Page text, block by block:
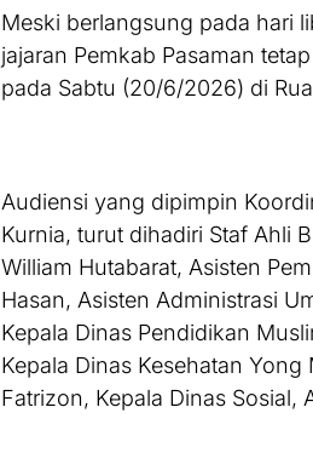
Meski berlangsung pada hari
jajaran Pemkab Pasaman
pada Sabtu (20/6/2026) di
Audiensi yang dipimpin
Kurnia, turut dihadiri Staf Ahli
William Hutabarat, Asisten
Hasan, Asisten Administrasi
Kepala Dinas Pendidikan
Kepala Dinas Kesehatan
Fatrizon, Kepala Dinas Sosial,